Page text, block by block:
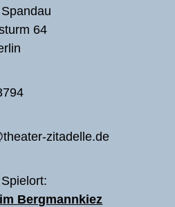
64
zitadelle.de
Bergmannkiez